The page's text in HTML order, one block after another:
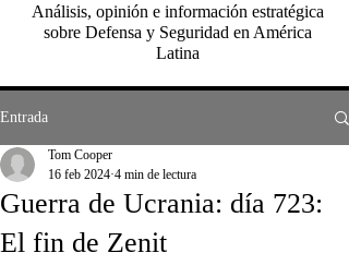
Análisis, opinión e información estratégica
sobre Defensa y Seguridad en América
Latina
Entrada
Guerra de Ucrania: día 723:
El fin de Zenit
Tom Cooper
16 feb 2024 4 min de lectura